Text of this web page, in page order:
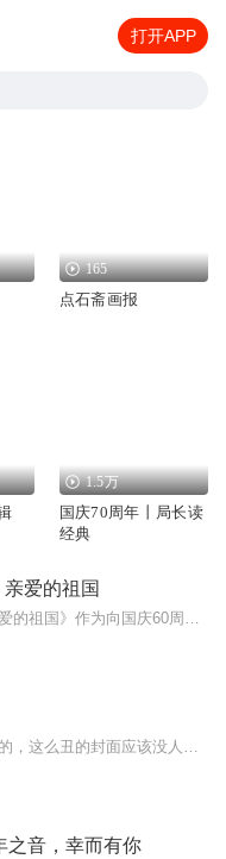
打开APP
165
点石斋画报
1.5万
国庆70周年丨局长读
经典
爱的祖国
之音，幸而有你